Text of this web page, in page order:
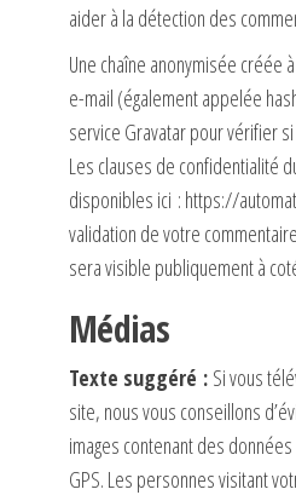
aider à la détection des
Une chaîne anonymisée créée
e-mail (également appelée
service Gravatar pour vérifier
Les clauses de confidentialité
disponibles ici : https://
validation de votre
sera visible publiquement à
Médias
Texte suggéré : Si vous
site, nous vous conseillons
images contenant des
GPS. Les personnes visitant